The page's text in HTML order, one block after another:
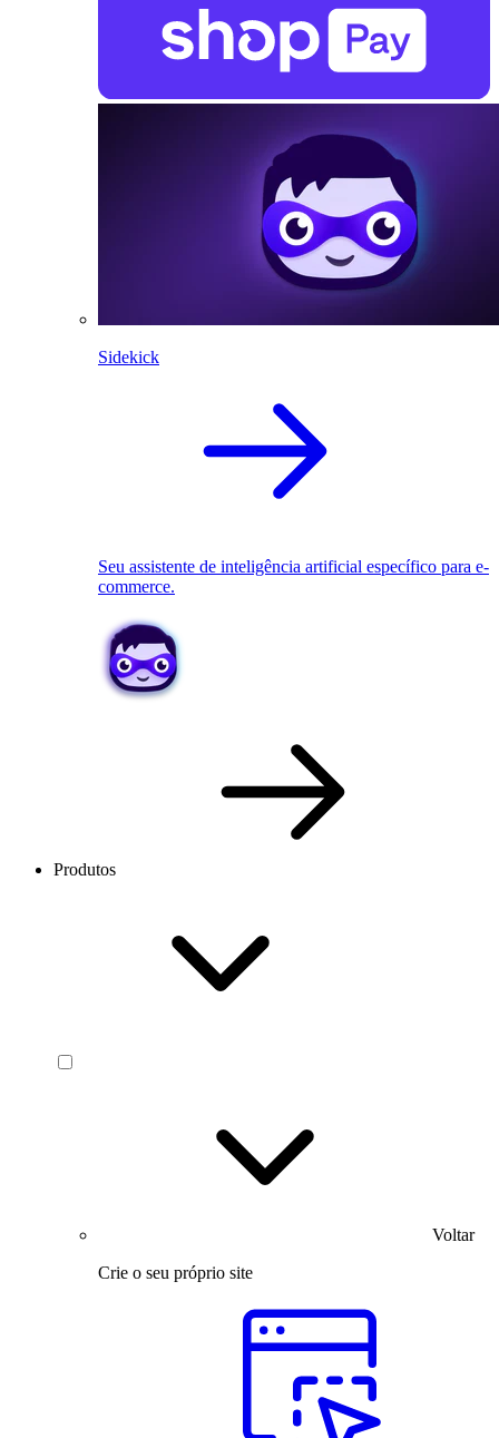
Sidekick
Seu assistente de inteligência artificial específico para e-
commerce.
Produtos
Voltar
Crie o seu próprio site